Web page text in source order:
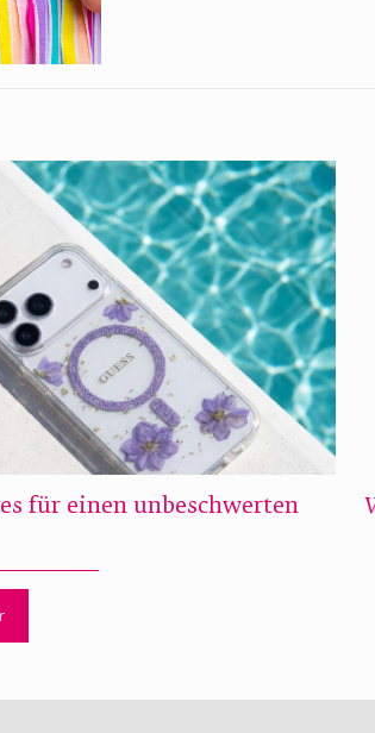
für einen unbeschwerten